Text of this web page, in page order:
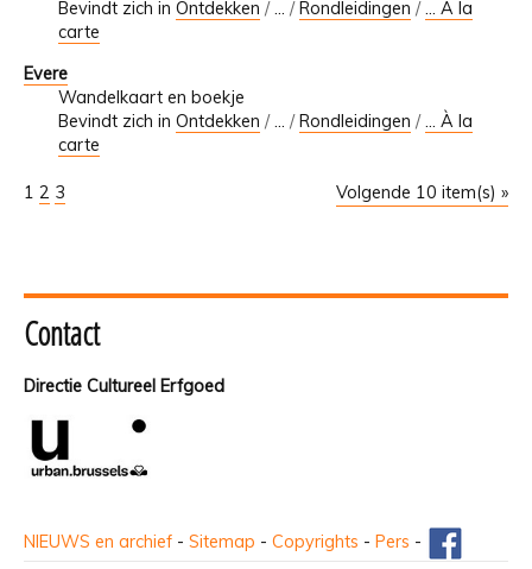
Bevindt zich in Ontdekken /… / Rondleidingen /... À la
carte
Evere
Wandelkaart en boekje
Bevindt zich in Ontdekken /… /Rondleidingen /... À la
carte
Volgende 10 item(s) »
1 2 3
Contact
Directie Cultureel Erfgoed
NIEUWS en archief - Sitemap - Copyrights - Pers -